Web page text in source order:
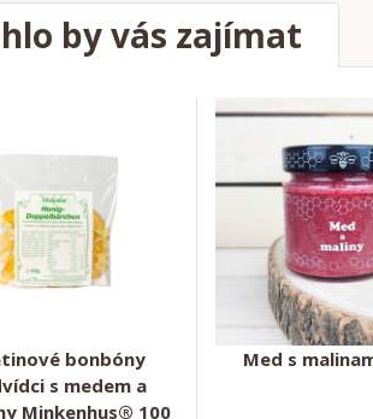
by vás zajímat
bonbóny
s medem a
Minkenhus® 100
Med s